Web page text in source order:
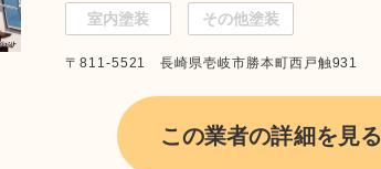
室内塗装 その他塗装
〒811-5521 長崎県壱岐市勝本町西戸触931
この業者の詳細を見る